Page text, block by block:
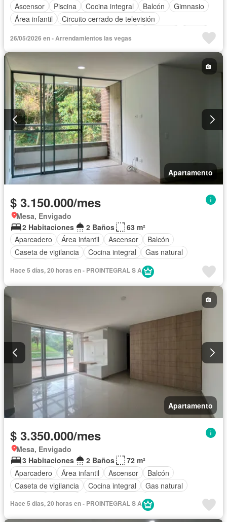
Ascensor
Piscina Cocina integral Balcón
Gimnasio
Área infantil
Circuito cerrado de televisión
Closet
Sauna
Gas natural
26/05/2026 en - Arrendamientos las vegas
Apartamento
$ 3.150.000/mes
Mesa, Envigado
2 Habitaciones
2 Baños
63 m²
Aparcadero
Área infantil Ascensor
Balcón
Caseta de vigilancia
Cocina integral
Gas natural
Seguridad privada
Hace 5 días, 20 horas en - PROINTEGRAL S A
Apartamento
$ 3.350.000/mes
Mesa, Envigado
3 Habitaciones
2 Baños
72 m²
Aparcadero
Área infantil Ascensor
Balcón
Caseta de vigilancia
Cocina integral
Gas natural
Seguridad privada
Hace 5 días, 20 horas en - PROINTEGRAL S A